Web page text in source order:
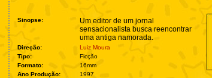
Sinopse:
Um editor de um jornal
sensacionalista busca reencontrar
uma antiga namorada.
Direção:
Luiz Moura
Tipo:
Ficção
Formato:
16mm
Ano Produção:
1997